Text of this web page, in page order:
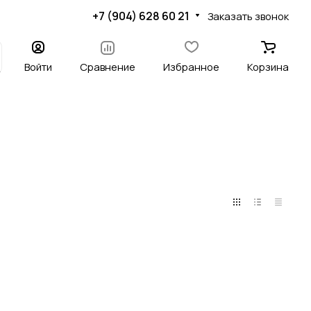
+7 (904) 628 60 21 Заказать звонок
Войти Сравнение Избранное Корзина